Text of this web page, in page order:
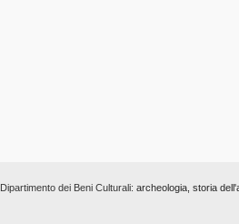
Dipartimento dei Beni Culturali: archeologia, storia